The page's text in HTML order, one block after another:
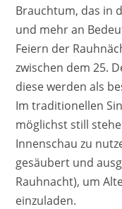
Brauchtum, das in
und mehr an
Feiern der
zwischen dem 25.
diese werden als
Im traditionellen
möglichst still
Innenschau zu
gesäubert und
Rauhnacht), um
einzuladen.